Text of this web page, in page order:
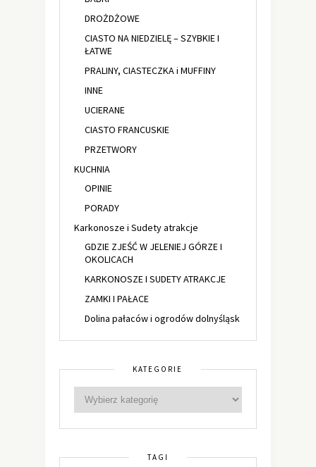
DROŻDŻOWE
CIASTO NA NIEDZIELĘ – SZYBKIE I
ŁATWE
PRALINY, CIASTECZKA i MUFFINY
INNE
UCIERANE
CIASTO FRANCUSKIE
PRZETWORY
KUCHNIA
OPINIE
PORADY
Karkonosze i Sudety atrakcje
GDZIE ZJEŚĆ W JELENIEJ GÓRZE I
OKOLICACH
KARKONOSZE I SUDETY ATRAKCJE
ZAMKI I PAŁACE
Dolina pałaców i ogrodów dolnyśląsk
KATEGORIE
TAGI